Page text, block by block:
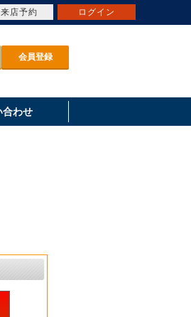
会員登録
合わせ
来店予約 ログイン